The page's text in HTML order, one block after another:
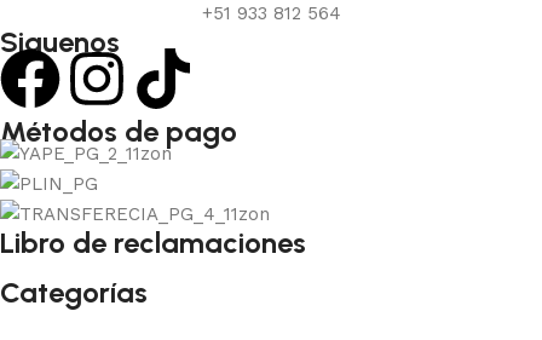
+51 933 812 564
Siguenos
Métodos de pago
Libro de reclamaciones
Categorías